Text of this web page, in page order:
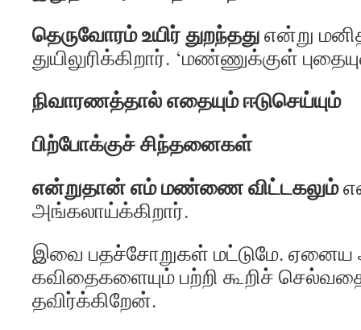
தெருவோரம் உயிர் துறந்ததுஎன்று
துயிலுரிக்கிறார். ‘மண்ணுக்குள்
நிவாரணத்தால் எதையும் ஈடுசெய்யும்
பிற்போக்குச் சிந்தனைகள்
என்றுதான் எம் மண்ணை விட்டகலும்
அங்கலாய்க்கிறார்.
இவை பதச்சோறுகள் மட்டுமே.
கவிதைகளையும் பற்றி கூறிச்
தவிர்க்கிறேன்.